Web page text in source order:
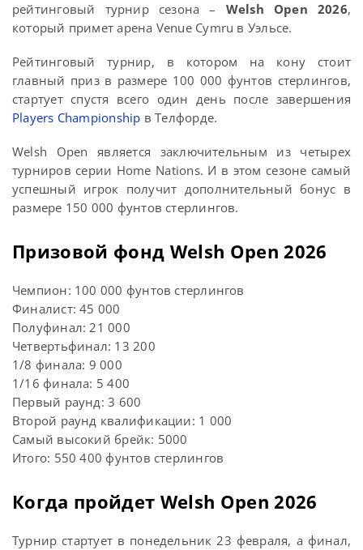
рейтинговый турнир сезона – Welsh Open 2026,
который примет арена Venue Cymru в Уэльсе.
Рейтинговый турнир, в котором на кону стоит
главный приз в размере 100 000 фунтов стерлингов,
стартует спустя всего один день после завершения
Players Championship в Телфорде.
Welsh Open является заключительным из четырех
турниров серии Home Nations. И в этом сезоне самый
успешный игрок получит дополнительный бонус в
размере 150 000 фунтов стерлингов.
Призовой фонд Welsh Open 2026
Чемпион: 100 000 фунтов стерлингов
Финалист: 45 000
Полуфинал: 21 000
Четвертьфинал: 13 200
1/8 финала: 9 000
1/16 финала: 5 400
Первый раунд: 3 600
Второй раунд квалификации: 1 000
Самый высокий брейк: 5000
Итого: 550 400 фунтов стерлингов
Когда пройдет Welsh Open 2026
Турнир стартует в понедельник 23 февраля, а финал,